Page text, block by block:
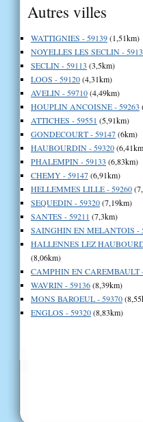
Autres villes
WATTIGNIES - 59139(1,51km)
NOYELLES LES SECLIN -
SECLIN - 59113 (3,5km)
LOOS - 59120(4,31km)
AVELIN - 59710(4,49km)
HOUPLIN ANCOISNE - 59263
ATTICHES - 59551 (5,91km)
GONDECOURT - 59147(6km)
HAUBOURDIN - 59320
PHALEMPIN - 59133 (6,83km)
CHEMY - 59147(6,91km)
HELLEMMES LILLE - 59260
SEQUEDIN - 59320(7,19km)
SANTES - 59211 (7,3km)
SAINGHIN EN MELANTOIS -
HALLENNES LEZ
(8,06km)
CAMPHIN EN CAREMBAULT
WAVRIN - 59136(8,39km)
MONS BAROEUL - 59370
ENGLOS - 59320(8,83km)